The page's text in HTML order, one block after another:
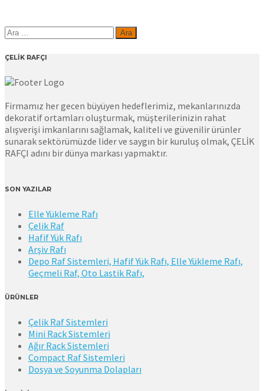
Arama:
ÇELİK RAFÇI
Firmamız her gecen büyüyen hedeflerimiz, mekanlarınızda
dekoratif ortamları oluşturmak, müşterilerinizin rahat
alışverişi imkanlarını sağlamak, kaliteli ve güvenilir ürünler
sunarak sektörümüzde lider ve saygın bir kuruluş olmak, ÇELİK
RAFÇI adını bir dünya markası yapmaktır.
SON YAZILAR
Elle Yükleme Rafı
Çelik Raf
Hafif Yük Rafı
Arşiv Rafı
Depo Raf Sistemleri, Hafif Yük Rafı, Elle Yükleme Rafı,
Geçmeli Raf, Oto Lastik Rafı,
ÜRÜNLER
Çelik Raf Sistemleri
Mini Rack Sistemleri
Ağır Rack Sistemleri
Compact Raf Sistemleri
Dosya ve Soyunma Dolapları